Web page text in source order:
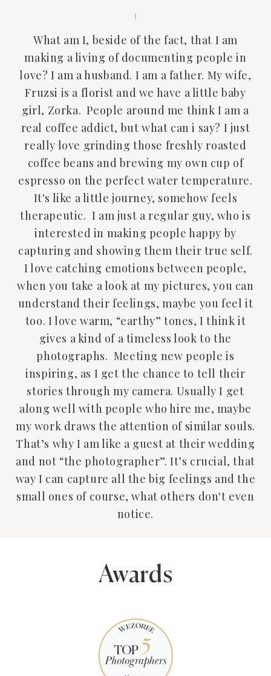
What am I, beside of the fact, that I am
making a living of documenting people in
love? I am a husband. I am a father. My wife,
Fruzsi is a florist and we have a little baby
girl, Zorka. People around me think I am a
real coffee addict, but what can i say? I just
really love grinding those freshly roasted
coffee beans and brewing my own cup of
espresso on the perfect water temperature.
It's like a little journey, somehow feels
therapeutic. I am just a regular guy, who is
interested in making people happy by
capturing and showing them their true self.
I love catching emotions between people,
when you take a look at my pictures, you can
understand their feelings, maybe you feel it
too. I love warm, “earthy” tones, I think it
gives a kind of a timeless look to the
photographs. Meeting new people is
inspiring, as I get the chance to tell their
stories through my camera. Usually I get
along well with people who hire me, maybe
my work draws the attention of similar souls.
That’s why I am like a guest at their wedding
and not “the photographer”. It’s crucial, that
way I can capture all the big feelings and the
small ones of course, what others don't even
notice.
Awards